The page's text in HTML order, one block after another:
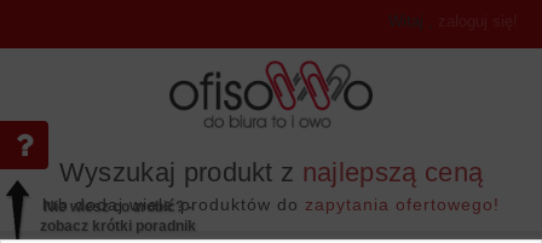
Wyszukaj produkt z najlepszą ceną
lub dodaj wiele produktów do zapytania ofertowego!
Witaj ,
Nie wiesz co zrobić? -
zobacz krótki poradnik